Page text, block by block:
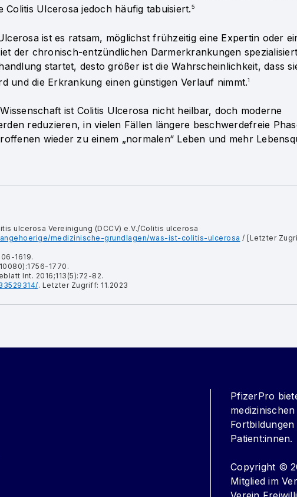
Ulcerosa jedoch häufig tabuisiert.5
ist es ratsam, möglichst frühzeitig eine Expertin oder
der chronisch-entzündlichen Darmerkrankungen
startet, desto größer ist die Wahrscheinlichkeit, dass
und die Erkrankung einen günstigen Verlauf nimmt.1
ist Colitis Ulcerosa nicht heilbar, doch moderne
reduzieren, in vielen Fällen längere beschwerdefreie
wieder zu einem „normalen“ Leben und mehr
ulcerosa Vereinigung (DCCV) e.V./Colitis ulcerosa
medizinische-grundlagen/was-ist-colitis-ulcerosa / [Letzter
1619.
1770.
Int. 2016;113(5):72-82.
. Letzter Zugriff: 11.2023
PfizerPro
Patient:innen.
Copyright ©
Mitglied im